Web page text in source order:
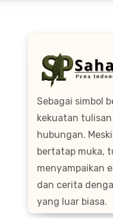
Sebagai simbol
kekuatan
hubungan.
bertatap muka,
menyampaikan
dan cerita
yang luar biasa.